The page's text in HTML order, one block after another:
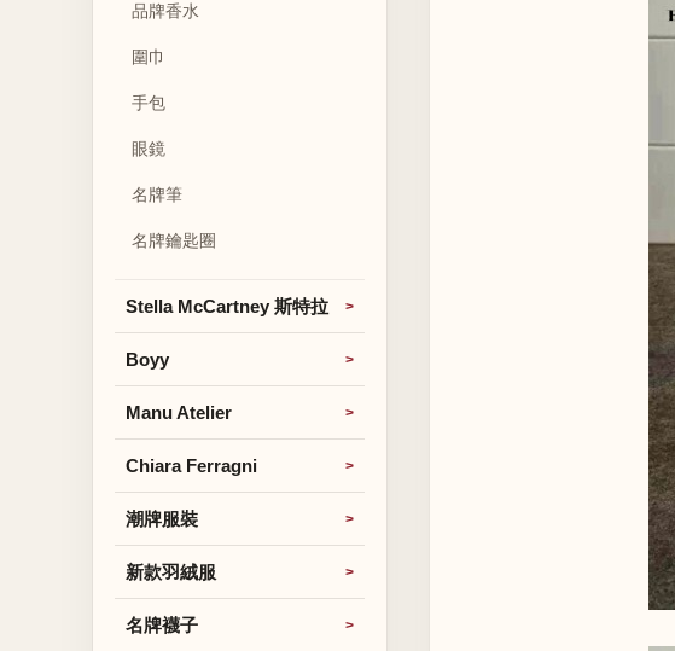
品牌香水
圍巾
手包
眼鏡
名牌筆
名牌鑰匙圈
Stella McCartney 斯特拉
Boyy
Manu Atelier
Chiara Ferragni
潮牌服裝
新款羽絨服
名牌襪子